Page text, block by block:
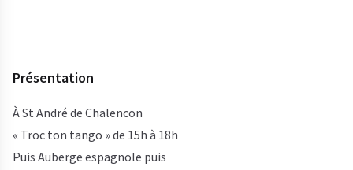
Présentation
À St André de Chalencon
« Troc ton tango » de 15h à 18h
Puis Auberge espagnole puis